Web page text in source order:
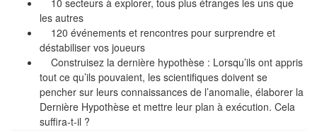
experts
solitaire
Pour
les autres
120 événements et rencontres pour surprendre et
déstabiliser vos joueurs
Construisez la dernière hypothèse : Lorsqu’ils ont appris
tout ce qu’ils pouvaient, les scientifiques doivent se
pencher sur leurs connaissances de l’anomalie, élaborer la
Dernière Hypothèse et mettre leur plan à exécution. Cela
suffira-t-il ?